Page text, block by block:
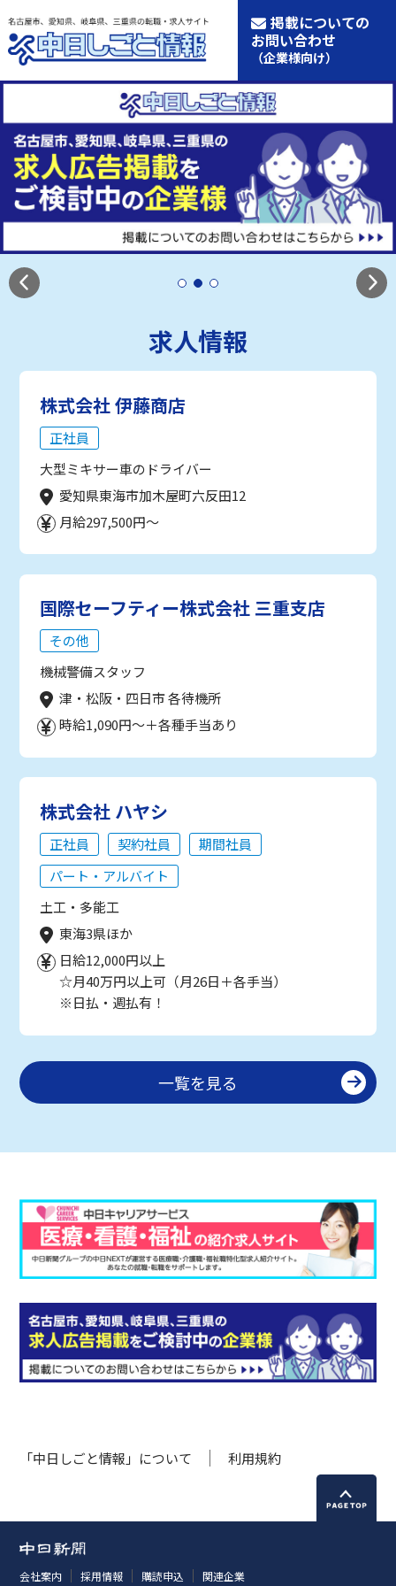
掲載についての
お問い合わせ
（企業様向け）
求人情報
株式会社 伊藤商店
正社員
大型ミキサー車のドライバー
愛知県東海市加木屋町六反田12
月給297,500円～
国際セーフティー株式会社 三重支店
その他
機械警備スタッフ
津・松阪・四日市 各待機所
時給1,090円～＋各種手当あり
株式会社 ハヤシ
正社員 契約社員
期間社員
パート・アルバイト
土工・多能工
東海3県ほか
日給12,000円以上
☆月40万円以上可（月26日＋各手当）
※日払・週払有！
一覧を見る
「中日しごと情報」について 利用規約
会社案内 採用情報 購読申込 関連企業